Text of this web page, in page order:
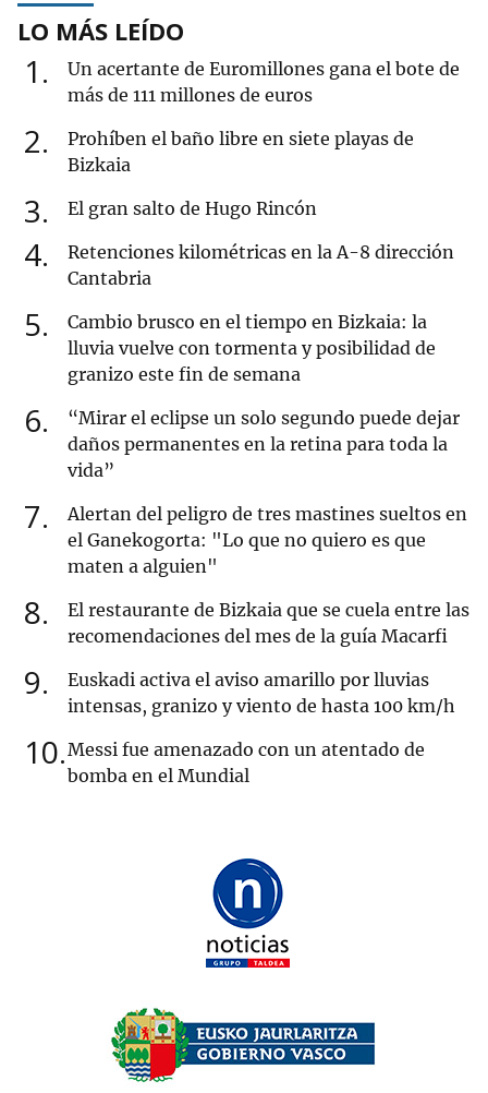
LO MÁS LEÍDO
1
Un acertante de Euromillones gana el bote de
más de 111 millones de euros
2
Prohíben el baño libre en siete playas de
Bizkaia
3 El gran salto de Hugo Rincón
4
Retenciones kilométricas en la A-8 dirección
Cantabria
5
Cambio brusco en el tiempo en Bizkaia: la
lluvia vuelve con tormenta y posibilidad de
granizo este fin de semana
6
“Mirar el eclipse un solo segundo puede dejar
daños permanentes en la retina para toda la
vida”
7
Alertan del peligro de tres mastines sueltos en
el Ganekogorta: "Lo que no quiero es que
maten a alguien"
8
El restaurante de Bizkaia que se cuela entre las
recomendaciones del mes de la guía Macarfi
9
Euskadi activa el aviso amarillo por lluvias
intensas, granizo y viento de hasta 100 km/h
10 Messi fue amenazado con un atentado de
bomba en el Mundial